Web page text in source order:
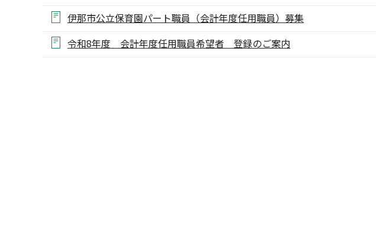
伊那市公立保育園パート職員（会計年度任用職員）募集
令和8年度 会計年度任用職員希望者 登録のご案内